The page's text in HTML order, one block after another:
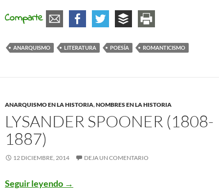
Comparte
ANARQUISMO LITERATURA POESÍA ROMANTICISMO
ANARQUISMO EN LA HISTORIA,NOMBRES EN LA HISTORIA
LYSANDER SPOONER (1808-
1887)
12 DICIEMBRE, 2014 DEJA UN COMENTARIO
Seguir leyendo Lysander Spooner (1808-1887)
→